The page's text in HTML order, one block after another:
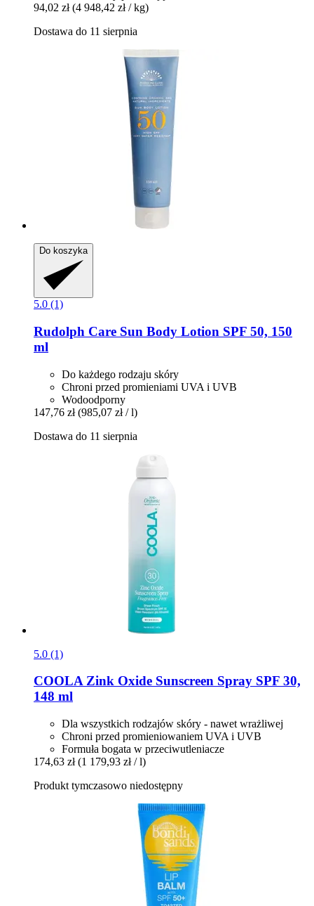
94,02 zł (4 948,42 zł / kg)
Dostawa do 11 sierpnia
Do koszyka
5.0 (1)
Rudolph Care Sun Body Lotion SPF 50, 150
ml
Do każdego rodzaju skóry
Chroni przed promieniami UVA i UVB
Wodoodporny
147,76 zł (985,07 zł / l)
Dostawa do 11 sierpnia
5.0 (1)
COOLAZink Oxide Sunscreen Spray SPF 30,
148 ml
Dla wszystkich rodzajów skóry - nawet wrażliwej
Chroni przed promieniowaniem UVA i UVB
Formuła bogata w przeciwutleniacze
174,63 zł (1 179,93 zł / l)
Produkt tymczasowo niedostępny